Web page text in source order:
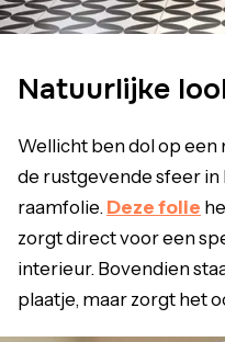
Natuurlijke
Wellicht ben dol op een
de rustgevende sfeer in
raamfolie. Deze folie
zorgt direct voor een
interieur. Bovendien
plaatje, maar zorgt het